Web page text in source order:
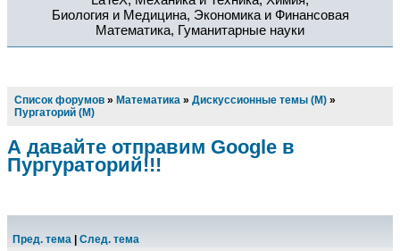
Биология и Медицина, Экономика и Финансовая
Математика, Гуманитарные науки
Список форумов » Математика » Дискуссионные темы (М) »
Пургаторий (М)
А давайте отправим Google в
Пургураторий!!!
Пред. тема
След. тема